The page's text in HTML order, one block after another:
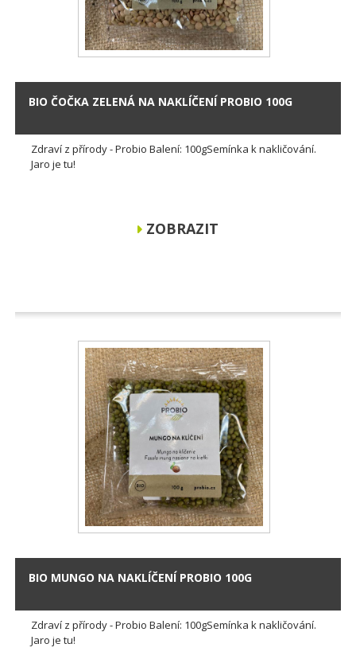
BIO ČOČKA ZELENÁ NA NAKLÍČENÍ PROBIO 100G
Zdraví z přírody - Probio Balení: 100gSemínka k nakličování.
Jaro je tu!
ZOBRAZIT
BIO MUNGO NA NAKLÍČENÍ PROBIO 100G
Zdraví z přírody - Probio Balení: 100gSemínka k nakličování.
Jaro je tu!